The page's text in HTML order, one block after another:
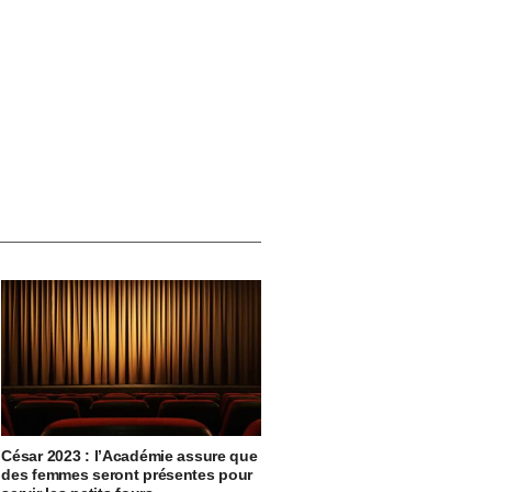
César 2023 : l’Académie assure que
des femmes seront présentes pour